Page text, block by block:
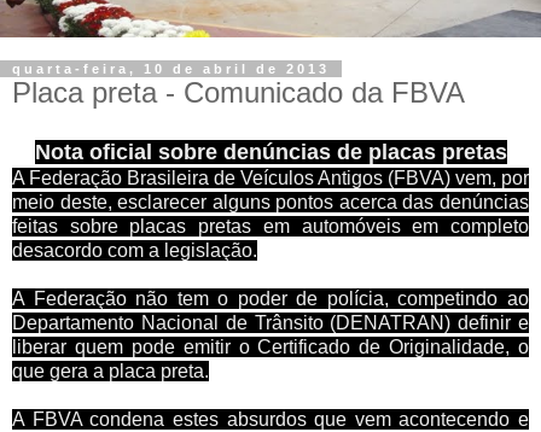
quarta-feira, 10 de abril de 2013
Placa preta - Comunicado da FBVA
Nota oficial sobre denúncias de placas pretas
A Federação Brasileira de Veículos Antigos (FBVA) vem, por
meio deste, esclarecer alguns pontos acerca das denúncias
feitas sobre placas pretas em automóveis em completo
desacordo com a legislação.
A Federação não tem o poder de polícia, competindo ao
Departamento Nacional de Trânsito (DENATRAN) definir e
liberar quem pode emitir o Certificado de Originalidade, o
que gera a placa preta.
A FBVA condena estes absurdos que vem acontecendo e